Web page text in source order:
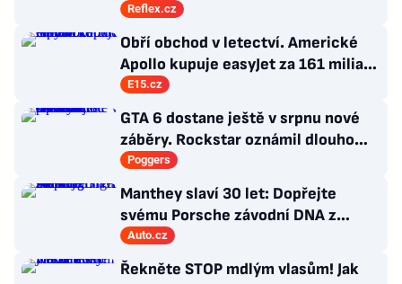
ministra. Nestačí se tak tvářit, musí
zamakat
Reflex.cz
Obří obchod v letectví. Americké
Apollo kupuje easyJet za 161 miliard
korun
E15.cz
GTA 6 dostane ještě v srpnu nové
záběry. Rockstar oznámil dlouho
očekávanou prezentaci
Poggers
Manthey slaví 30 let: Dopřejte
svému Porsche závodní DNA z
Nürburgringu
Auto.cz
Řekněte STOP mdlým vlasům! Jak